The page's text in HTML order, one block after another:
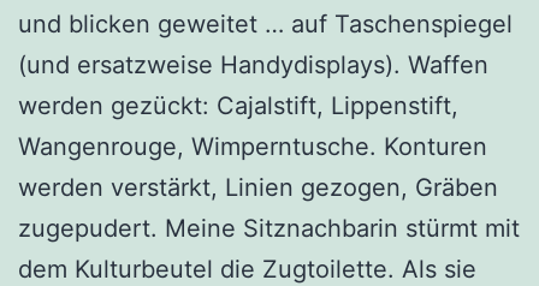
und blicken geweitet … auf Taschenspiegel
(und ersatzweise Handydisplays). Waffen
werden gezückt: Cajalstift, Lippenstift,
Wangenrouge, Wimperntusche. Konturen
werden verstärkt, Linien gezogen, Gräben
zugepudert. Meine Sitznachbarin stürmt mit
dem Kulturbeutel die Zugtoilette. Als sie